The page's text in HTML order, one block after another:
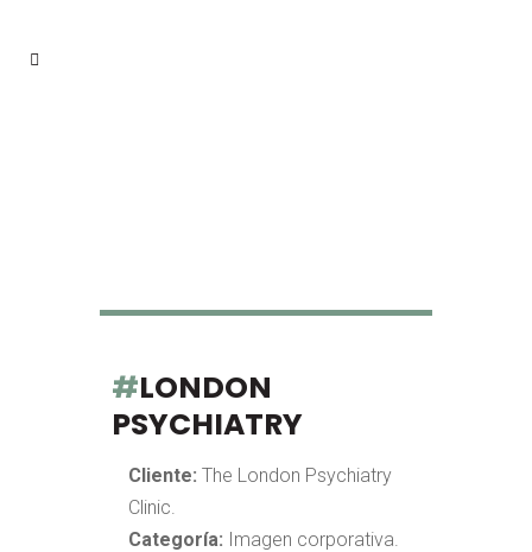
#LONDON
PSYCHIATRY
Cliente: The London Psychiatry
Clinic.
Categoría: Imagen corporativa.